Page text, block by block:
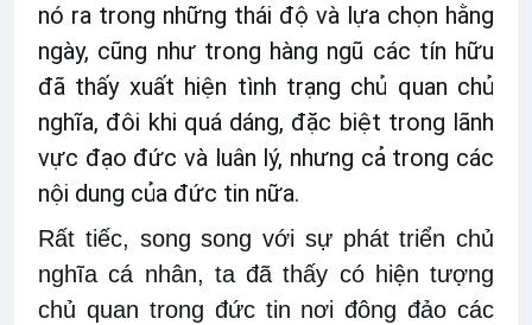
nó ra trong những thái độ và lựa chọn hằng
ngày, cũng như trong hàng ngũ các tín hữu
đã thấy xuất hiện tình trạng chủ quan chủ
nghĩa, đôi khi quá dáng, đặc biệt trong lãnh
vực đạo đức và luân lý, nhưng cả trong các
nội dung của đức tin nữa.
Rất tiếc, song song với sự phát triển chủ
nghĩa cá nhân, ta đã thấy có hiện tượng
chủ quan trong đức tin nơi đông đảo các